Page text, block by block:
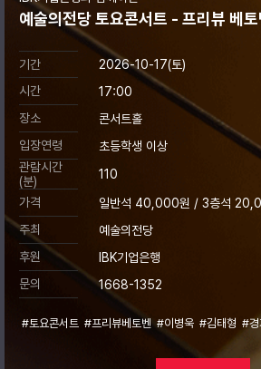
예술의전당 토요콘서트 - 프리뷰 베
기간
2026-10-17(토)
시간
17:00
장소
콘서트홀
입장연령
초등학생 이상
관람시간
(분)
110
가격
일반석 40,000원 / 3층석
주최
예술의전당
후원
IBK기업은행
문의
1668-1352
#토요콘서트 #프리뷰베토벤 #이병욱 #김태형 #경